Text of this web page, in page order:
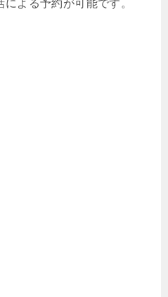
よる予約が可能です。